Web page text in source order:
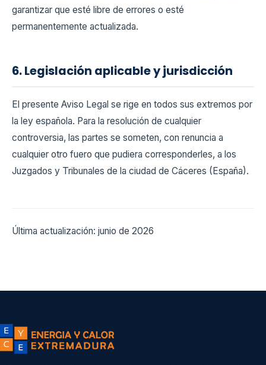
garantizar que esté libre de errores o esté
permanentemente actualizada.
6. Legislación aplicable y jurisdicción
El presente Aviso Legal se rige en todos sus extremos por
la ley española. Para la resolución de cualquier
controversia, las partes se someten, con renuncia a
cualquier otro fuero que pudiera corresponderles, a los
Juzgados y Tribunales de la ciudad de Cáceres (España).
Última actualización: junio de 2026